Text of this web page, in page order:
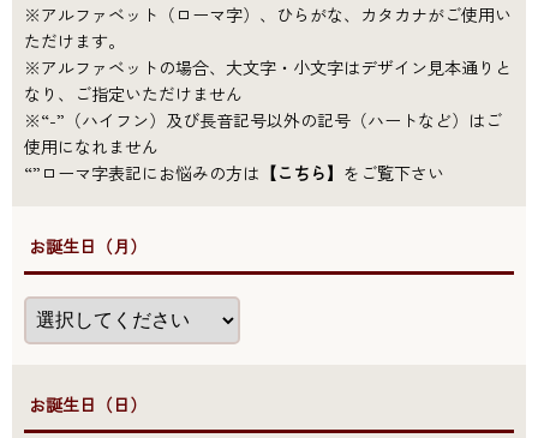
※アルファベット（ローマ字）、ひらがな、カタカナがご使用い
ただけます。
※アルファベットの場合、大文字・小文字はデザイン見本通りと
なり、ご指定いただけません
※“-”（ハイフン）及び長音記号以外の記号（ハートなど）はご
使用になれません
“”ローマ字表記にお悩みの方は 【こちら】 をご覧下さい
●お誕生日（月）
●お誕生日（日）